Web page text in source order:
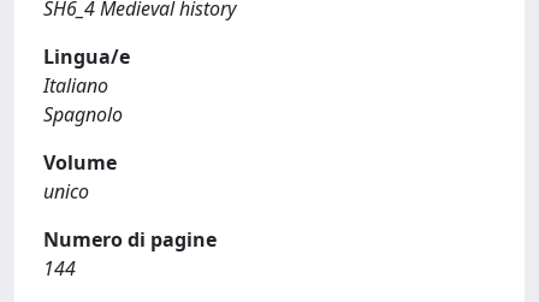
SH6_4 Medieval history
Lingua/e
Italiano
Spagnolo
Volume
unico
Numero di pagine
144